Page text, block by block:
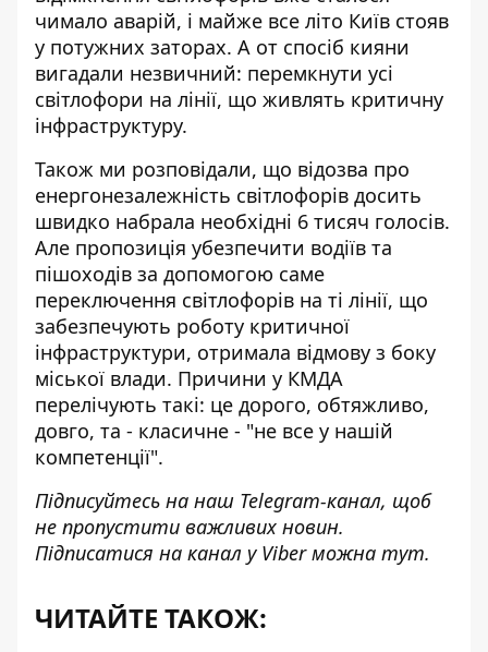
чимало аварій, і майже все літо Київ стояв
у потужних заторах. А от спосіб кияни
вигадали незвичний: перемкнути усі
світлофори на лінії, що живлять критичну
інфраструктуру.
Також ми розповідали, що відозва про
енергонезалежність світлофорів досить
швидко набрала необхідні 6 тисяч голосів.
Але пропозиція убезпечити водіїв та
пішоходів за допомогою саме
переключення світлофорів на ті лінії, що
забезпечують роботу критичної
інфраструктури, отримала відмову з боку
міської влади. Причини у КМДА
перелічують такі: це дорого, обтяжливо,
довго, та - класичне - "не все у нашій
компетенції".
Підписуйтесь на наш Telegram-канал, щоб
не пропустити важливих новин.
Підписатися на канал у Viber можна тут.
ЧИТАЙТЕ ТАКОЖ: